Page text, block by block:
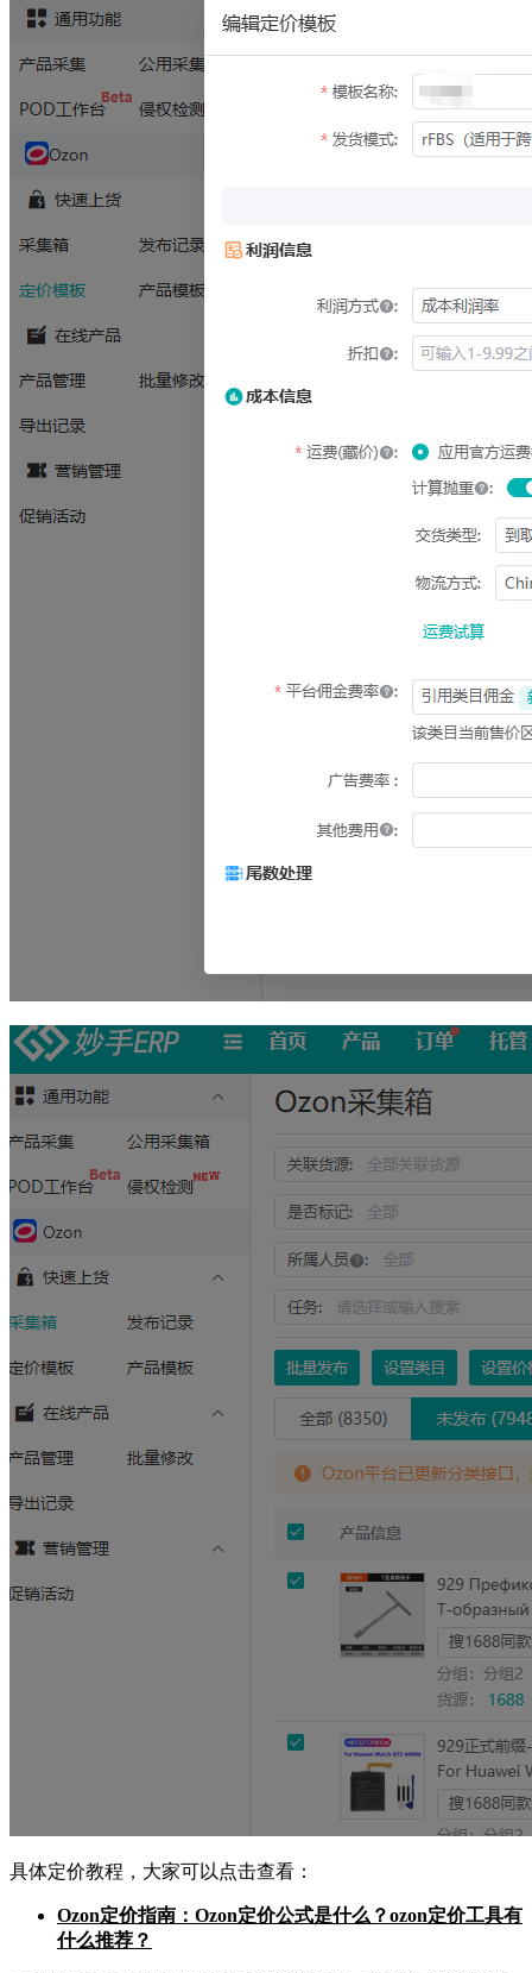
具体定价教程，大家可以点击查看：
Ozon定价指南：Ozon定价公式是什么？ozon定价工具有
什么推荐？